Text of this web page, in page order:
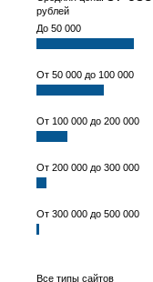
рублей
До 50 000
От 50 000 до 100 000
От 100 000 до 200 000
От 200 000 до 300 000
От 300 000 до 500 000
Все типы сайтов